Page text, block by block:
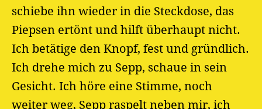
schiebe ihn wieder in die Steckdose, das
Piepsen ertönt und hilft überhaupt nicht.
Ich betätige den Knopf, fest und gründlich.
Ich drehe mich zu Sepp, schaue in sein
Gesicht. Ich höre eine Stimme, noch
weiter weg, Sepp raspelt neben mir, ich